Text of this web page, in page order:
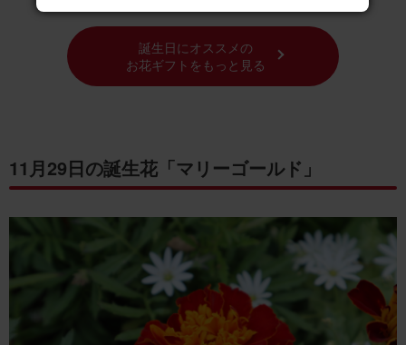
誕生日にオススメの
お花ギフトをもっと見る
11月29日の誕生花「マリーゴールド」